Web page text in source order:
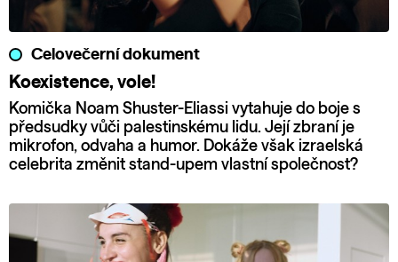
Celovečerní dokument
Koexistence, vole!
Komička Noam Shuster-Eliassi vytahuje do boje s
předsudky vůči palestinskému lidu. Její zbraní je
mikrofon, odvaha a humor. Dokáže však izraelská
celebrita změnit stand-upem vlastní společnost?